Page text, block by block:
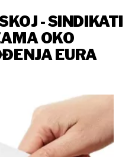
- SINDIKATI
OKO
EURA